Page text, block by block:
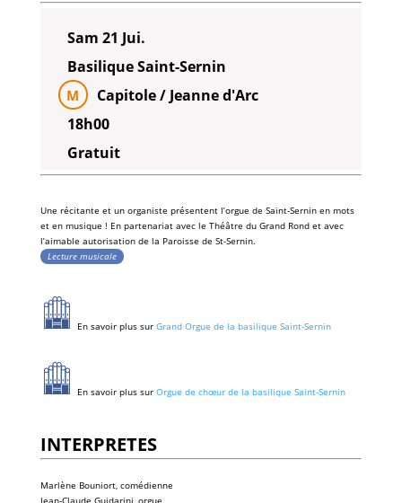
Sam 21 Jui.
Basilique Saint-Sernin
M
Capitole / Jeanne d'Arc
18h00
Gratuit
Une récitante et un organiste présentent l’orgue de Saint-Serninen mots
et en musique ! En partenariat avec le Théâtre du Grand Rondet avec
l’aimable autorisation de la Paroisse de St-Sernin.
Lecture musicale
En savoir plus sur Grand Orgue de la basilique Saint-Sernin
En savoir plus sur Orgue de chœur de la basilique Saint-Sernin
INTERPRETES
Marlène Bouniort, comédienne
Jean-Claude Guidarini, orgue